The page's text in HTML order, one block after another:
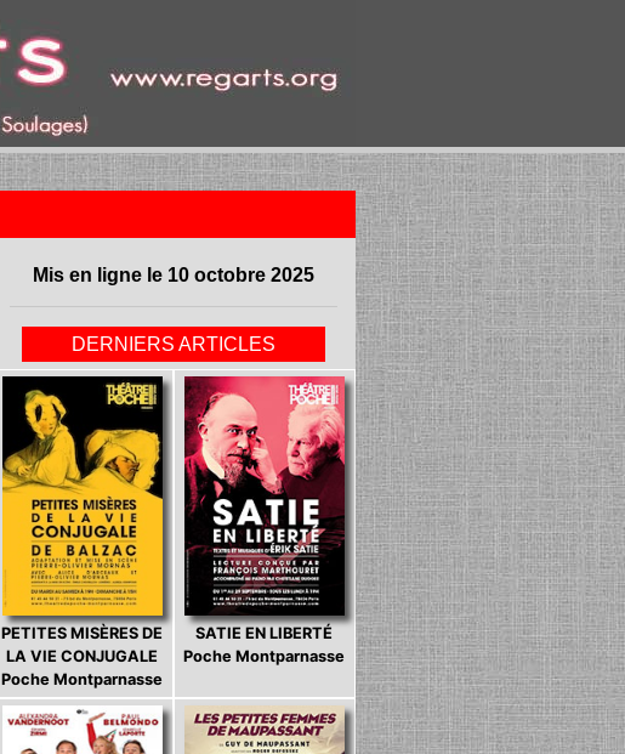
Mis en ligne le 10 octobre 2025
DERNIERS ARTICLES
PETITES MISÈRES DE
LA VIE CONJUGALE
Poche Montparnasse
SATIE EN LIBERTÉ
Poche Montparnasse